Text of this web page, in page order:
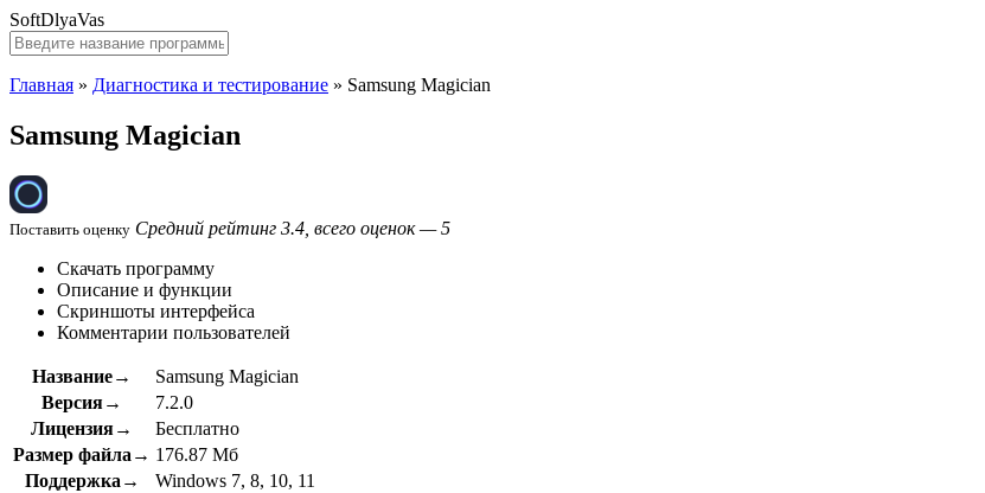
SoftDlyaVas
Главная » Диагностика и тестирование » Samsung Magician
Samsung Magician
Поставить оценку Средний рейтинг 3.4, всего оценок — 5
Скачать программу
Описание и функции
Скриншоты интерфейса
Комментарии пользователей
Название→
Samsung Magician
Версия→
7.2.0
Лицензия→
Бесплатно
Размер файла→ 176.87 Мб
Поддержка→
Windows 7, 8, 10, 11